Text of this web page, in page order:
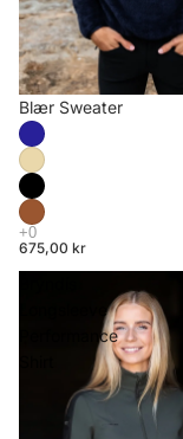
Blær Sweater
675,00 kr
Longsleeve
Performance